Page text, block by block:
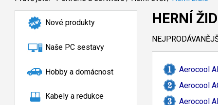
Nové produkty
Naše PC sestavy
Hobby a domácnost
Kabely a redukce
HERNÍ
Aerocool
Aerocool
Aerocool